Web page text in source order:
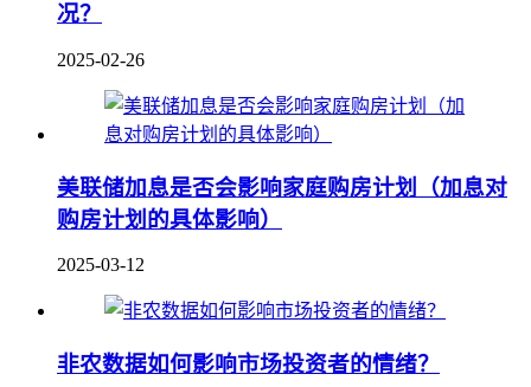
况？
2025-02-26
美联储加息是否会影响家庭购房计划（加息对
购房计划的具体影响）
2025-03-12
非农数据如何影响市场投资者的情绪？